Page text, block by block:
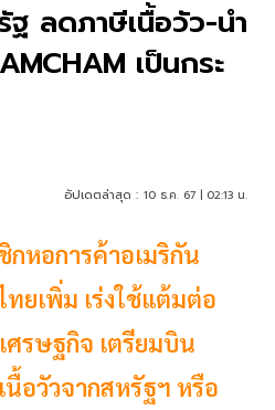
ลดภาษีเนื้อวัว-นำ
เป็นกระ
อัปเดตล่าสุด : 10 ธ.ค. 67 | 02:13 น.
หอการค้าอเมริกัน
ยเพิ่ม เร่งใช้แต้มต่อ
ศรษฐกิจ เตรียมบิน
อวัวจากสหรัฐฯ หรือ